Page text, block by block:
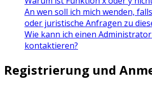
An wen soll ich mich wenden,
oder juristische Anfragen zu
Wie kann ich einen
kontaktieren?
Registrierung und